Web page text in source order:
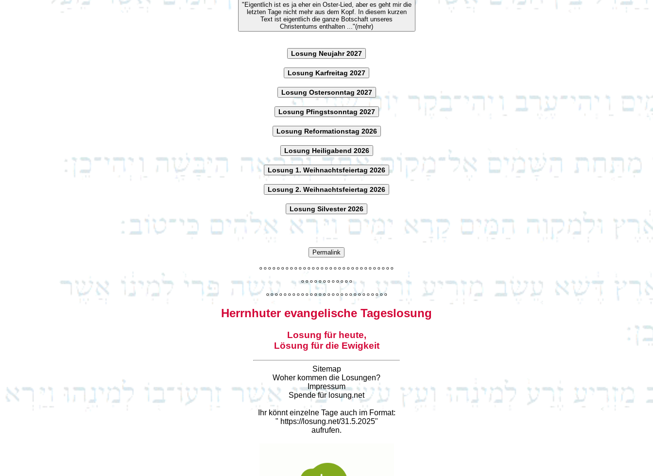
"Eigentlich ist es ja eher ein Oster-Lied, aber es geht mir die
letzten Tage nicht mehr aus dem Kopf. In diesem kurzen
Text ist eigentlich die ganze Botschaft unseres
Christentums enthalten ..."(mehr)
Losung Neujahr 2027
Losung Karfreitag 2027
Losung Ostersonntag 2027
Losung Pfingstsonntag 2027
Losung Reformationstag 2026
Losung Heiligabend 2026
Losung 1. Weihnachtsfeiertag 2026
Losung 2. Weihnachtsfeiertag 2026
Losung Silvester 2026
Permalink
o o o o o o o o o o o o o o o o o o o o o o o o o o o o o o o
o o o o o o o o o o o o
o o o o o o o o o o o o o o o o o o o o o o o o o o o o
Herrnhuter evangelische Tageslosung
Losung für heute,
Lösung für die Ewigkeit
Sitemap
Woher kommen die Losungen?
Impressum
Spende für losung.net
Ihr könnt einzelne Tage auch im Format:
" https://losung.net/31.5.2025"
aufrufen.